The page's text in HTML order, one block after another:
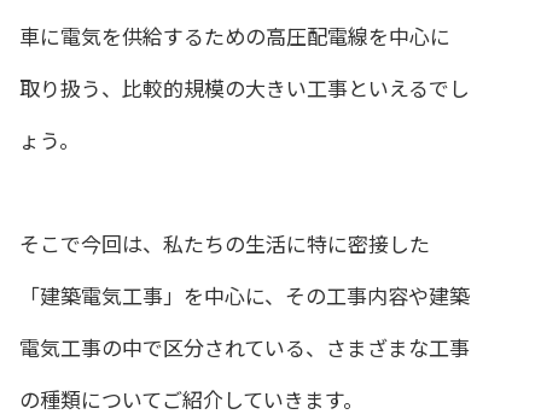
車に電気を供給するための高圧配電線を中心に
取り扱う、比較的規模の大きい工事といえるでし
ょう。
そこで今回は、私たちの生活に特に密接した
「建築電気工事」を中心に、その工事内容や建築
電気工事の中で区分されている、さまざまな工事
の種類についてご紹介していきます。